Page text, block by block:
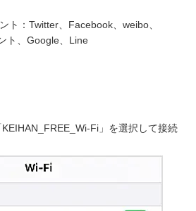
ト：Twitter、Facebook、weibo、
ト、Google、Line
Fi」を選択して接続